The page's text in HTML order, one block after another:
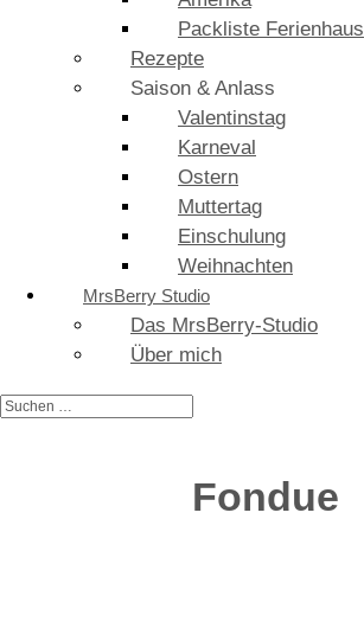
Packliste Ferienhaus
Rezepte
Saison & Anlass
Valentinstag
Karneval
Ostern
Muttertag
Einschulung
Weihnachten
MrsBerry Studio
Das MrsBerry-Studio
Über mich
Fondue